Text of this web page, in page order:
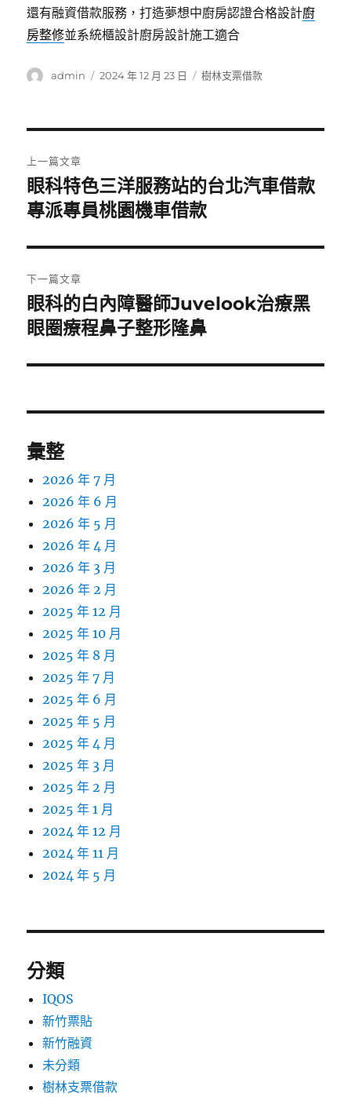
還有融資借款服務，打造夢想中廚房認證合格設計廚
房整修並系統櫃設計廚房設計施工適合
作
admin
發
2024 年 12 月 23 日
分
樹林支票借款
章
導
覽
上一篇文章
上
一
文
章:
眼科特色三洋服務站的台北汽車借款
專派專員桃園機車借款
下一篇文章
下
一
文
眼科的白內障醫師Juvelook治療黑
眼圈療程鼻子整形隆鼻
彙整
2026 年 7 月
2026 年 6 月
2026 年 5 月
2026 年 4 月
2026 年 3 月
2026 年 2 月
2025 年 12 月
2025 年 10 月
2025 年 8 月
2025 年 7 月
2025 年 6 月
2025 年 5 月
2025 年 4 月
2025 年 3 月
2025 年 2 月
2025 年 1 月
2024 年 12 月
2024 年 11 月
2024 年 5 月
分類
IQOS
新竹票貼
新竹融資
未分類
樹林支票借款